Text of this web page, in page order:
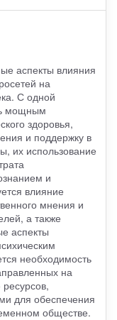
аспекты влияния
на
С одной
мощным
здоровья,
и поддержку в
их использование
и
влияние
мнения и
а также
аспекты
необходимость
на
для обеспечения
обществе.